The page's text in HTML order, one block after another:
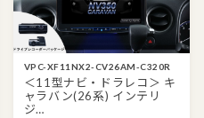
VPC-XF11NX2-CV26AM-C320R
＜11型ナビ・ドラレコ＞ キ
ャラバン(26系) インテリ
ジ…